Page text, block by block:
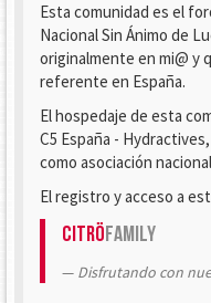
Esta comunidad es el
Nacional Sin Ánimo de
originalmente en mi@ y
referente en España.
El hospedaje de esta
C5 España -
como asociación
El registro y acceso a
CitröFamily
Disfrutando con